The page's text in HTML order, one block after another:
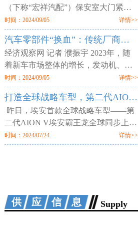
（下称“宏祥汽配”）保安室大门紧
闭，但工厂大门却敞开，外人可以随
意进出。两层楼的厂区空空荡荡，所
有的产线、物料均已搬空，仅剩为数
时间：2024/09/05 详情>>
汽车零部件“换血”：传统厂商业绩平淡 增量部件厂商利润走高
经济观察网 记者 濮振宇 2023年，随
着新车市场整体的增长，发动机、轮
胎等传统汽车零部件企业获得了业绩
增长，但更多的传统零部件企业则业
绩不佳。汽车行业向电动化与智能化
时间：2024/09/05 详情>>
打造全球战略车型，第二代AION V售12.98万元起
昨日，埃安首款全球战略车型——第
二代AION V埃安霸王龙全球同步上
市。新车定位新硬派智驾SUV，提供
520km、650km、750km三种续航7个
时间：2024/07/24 详情>>
供应信息 Supply